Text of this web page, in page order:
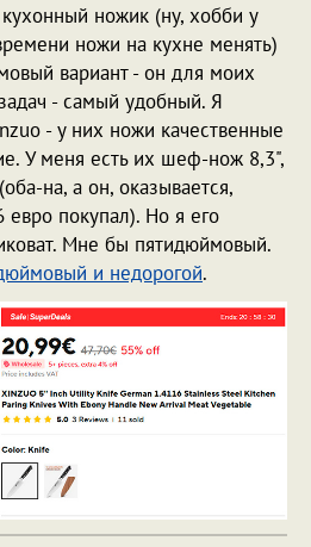
ножик (ну, хобби у
ножи на кухне менять)
вариант - он для моих
- самый удобный. Я
- у них ножи качественные
У меня есть их шеф-нож 8,3",
на, а он, оказывается,
евро покупал). Но я его
Мне бы пятидюймовый.
и недорогой.